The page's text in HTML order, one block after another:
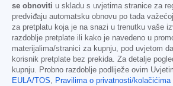
se obnoviti u skladu s uvjetima stranice za
predviđaju automatsku obnovu po tada
za pretplatu koja je na snazi u trenutku vaše
razdoblje pretplate ili kako je navedeno u
materijalima/stranici za kupnju, pod uvjetom
korisnik pretplate bez prekida. Za detalje
kupnju. Probno razdoblje podliježe ovim
EULA/TOS
Pravilima o privatnosti/kolačićima